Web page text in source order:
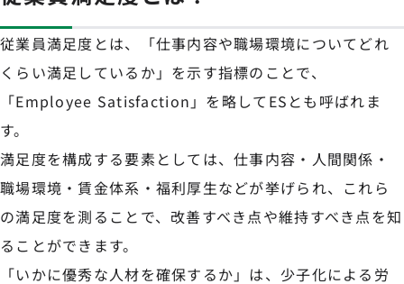
従業員満足度とは、「仕事内容や職場環境についてどれ
くらい満足しているか」を示す指標のことで、
「Employee Satisfaction」を略してESとも呼ばれま
す。
満足度を構成する要素としては、仕事内容・人間関係・
職場環境・賃金体系・福利厚生などが挙げられ、これら
の満足度を測ることで、改善すべき点や維持すべき点を知
ることができます。
「いかに優秀な人材を確保するか」は、少子化による労